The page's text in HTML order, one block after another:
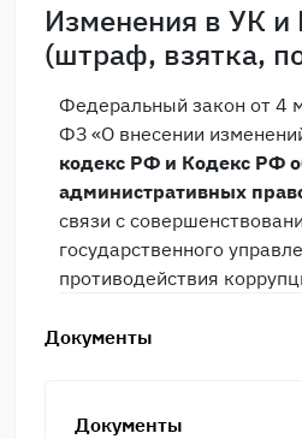
Изменения в УК
(штраф, взятка,
Федеральный закон от 4
ФЗ «О внесении
кодекс РФ и Кодекс РФ
административных
связи с
государственного
противодействия
Документы
Документы